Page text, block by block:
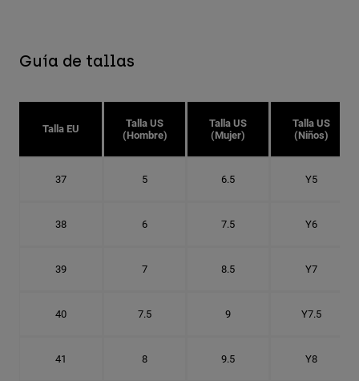
Guía de tallas
Talla EU
Talla US
(Hombre)
Talla US
(Mujer)
Talla US
(Niños)
37 5 6.5 Y5
38 6 7.5 Y6
39 7 8.5 Y7
40 7.5 9 Y7.5
41 8 9.5 Y8